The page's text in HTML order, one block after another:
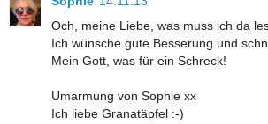
Och, meine Liebe, was muss ich da
Ich wünsche gute Besserung und
Mein Gott, was für ein Schreck!
Umarmung von Sophie xx
Ich liebe Granatäpfel :-)